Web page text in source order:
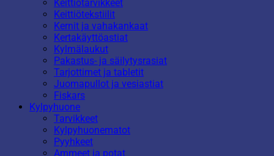
Keittiötarvikkeet
Keittiötekstiilit
Kernit ja vahakankaat
Kertakäyttöastiat
Kylmälaukut
Pakastus- ja säilytysrasiat
Tarjottimet ja tabletit
Juomapullot ja vesiastiat
Fiskars
Kylpyhuone
Tarvikkeet
Kylpyhuonematot
Pyyhkeet
Ammeet ja potat